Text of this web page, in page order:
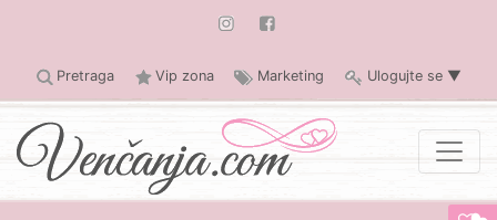
Pretraga Vip zona Marketing Ulogujte se ▼